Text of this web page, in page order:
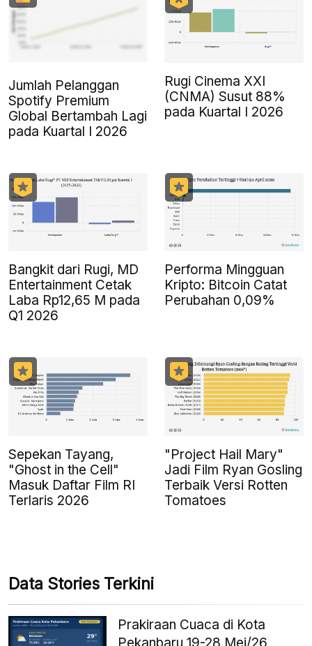
Jumlah Pelanggan
Spotify Premium
Global Bertambah Lagi
pada Kuartal I 2026
Rugi Cinema XXI
(CNMA) Susut 88%
pada Kuartal I 2026
Bangkit dari Rugi, MD
Entertainment Cetak
Laba Rp12,65 M pada
Q1 2026
Performa Mingguan
Kripto: Bitcoin Catat
Perubahan 0,09%
Sepekan Tayang,
"Ghost in the Cell"
Masuk Daftar Film RI
Terlaris 2026
"Project Hail Mary"
Jadi Film Ryan Gosling
Terbaik Versi Rotten
Tomatoes
Data Stories Terkini
Prakiraan Cuaca di Kota
Pekanbaru 19-28 Mei/26